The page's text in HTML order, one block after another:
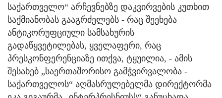
საქართველო“ არჩევნებზე დაკვირვების კუთხით
საქმიანობას გააგრძელებს - რაც შეეხება
ანტიკორუფციული სამსახურის
გადაწყვეტილებას, ყველაფერი, რაც
პრესკონფერენციაზე ითქვა, ტყუილია, - ამის
შესახებ „საერთაშორისო გამჭვირვალობა -
საქართველოს“ აღმასრულებელმა დირექტორმა